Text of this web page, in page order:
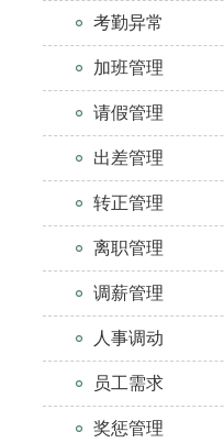
考勤异常
加班管理
请假管理
出差管理
转正管理
离职管理
调薪管理
人事调动
员工需求
奖惩管理